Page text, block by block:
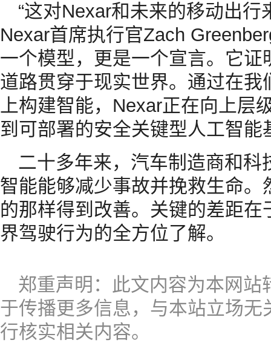
“这对Nexar和未来的移动出
Nexar首席执行官Zach
一个模型，更是一个宣言。它
道路贯穿于现实世界。通过在
上构建智能，Nexar正在向上
到可部署的安全关键型人工智能
二十多年来，汽车制造商和
智能能够减少事故并挽救生命
的那样得到改善。关键的差距
界驾驶行为的全方位了解。
郑重声明：此文内容为本网
于传播更多信息，与本站立场
行核实相关内容。